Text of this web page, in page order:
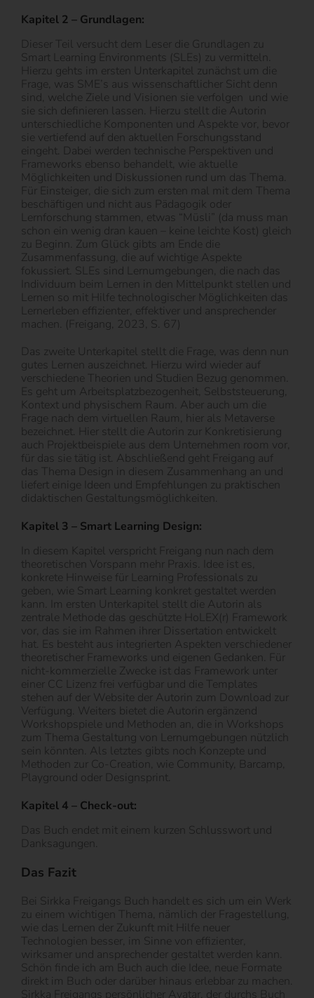
Kapitel 2 – Grundlagen:
Dieser Teil versucht dem Leser die Grundlagen zu
Smart Learning Environments (SLEs) zu vermitteln.
Hierzu gehts im ersten Unterkapitel zunächst um die
Frage, was SME’s aus wissenschaftlicher Sicht denn
sind, welche Ziele und Visionen sie verfolgen
und wie
sie sich definieren lassen. Hierzu stellt die Autorin
unterschiedliche Komponenten und Aspekte vor, bevor
sie vertiefend auf den aktuellen Forschungsstand
eingeht. Dabei werden technische Perspektiven und
Frameworks ebenso behandelt, wie aktuelle
Möglichkeiten und Diskussionen rund um das Thema.
Für Einsteiger, die sich zum ersten mal mit dem Thema
beschäftigen und nicht aus Pädagogik oder
Lernforschung stammen, etwas “Müsli” (da muss man
schon ein wenig dran kauen – keine leichte Kost) gleich
zu Beginn. Zum Glück gibts am Ende die
Zusammenfassung, die auf wichtige Aspekte
fokussiert. SLEs sind Lernumgebungen, die nach das
Individuum beim Lernen in den Mittelpunkt stellen und
Lernen so mit Hilfe technologischer Möglichkeiten das
Lernerleben effizienter, effektiver und ansprechender
machen. (Freigang, 2023, S. 67)
Das zweite Unterkapitel stellt die Frage, was denn nun
gutes Lernen auszeichnet. Hierzu wird wieder auf
verschiedene Theorien und Studien Bezug genommen.
Es geht um Arbeitsplatzbezogenheit, Selbststeuerung,
Kontext und physischem Raum. Aber auch um die
Frage nach dem virtuellen Raum, hier als Metaverse
bezeichnet. Hier stellt die Autorin zur Konkretisierung
auch Projektbeispiele aus dem Unternehmen room vor,
für das sie tätig ist. Abschließend geht Freigang auf
das Thema Design in diesem Zusammenhang an und
liefert einige Ideen und Empfehlungen zu praktischen
didaktischen Gestaltungsmöglichkeiten.
Kapitel 3 – Smart Learning Design:
In diesem Kapitel verspricht Freigang nun nach dem
theoretischen Vorspann mehr Praxis. Idee ist es,
konkrete Hinweise für Learning Professionals zu
geben, wie Smart Learning konkret gestaltet werden
kann. Im ersten Unterkapitel stellt die Autorin als
zentrale Methode das geschützte HoLEX(r) Framework
vor, das sie im Rahmen ihrer Dissertation entwickelt
hat. Es besteht aus integrierten Aspekten verschiedener
theoretischer Frameworks und eigenen Gedanken. Für
nicht-kommerzielle Zwecke ist das Framework unter
einer CC Lizenz frei verfügbar und die Templates
stehen auf der Website der Autorin zum Download zur
Verfügung. Weiters bietet die Autorin ergänzend
Workshopspiele und Methoden an, die in Workshops
zum Thema Gestaltung von Lernumgebungen nützlich
sein könnten. Als letztes gibts noch Konzepte und
Methoden zur Co-Creation, wie Community, Barcamp,
Playground oder Designsprint.
Kapitel 4 – Check-out:
Das Buch endet mit einem kurzen Schlusswort und
Danksagungen.
Das Fazit
Bei Sirkka Freigangs Buch handelt es sich um ein Werk
zu einem wichtigen Thema, nämlich der Fragestellung,
wie das Lernen der Zukunft mit Hilfe neuer
Technologien besser, im Sinne von effizienter,
wirksamer und ansprechender gestaltet werden kann.
Schön finde ich am Buch auch die Idee, neue Formate
direkt im Buch oder darüber hinaus erlebbar zu machen.
Sirkka Freigangs persönlicher Avatar, der durchs Buch